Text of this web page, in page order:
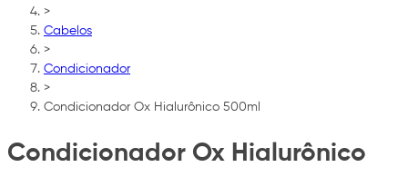
>
Cabelos
>
Condicionador
>
Condicionador Ox Hialurônico 500ml
Condicionador Ox Hialurônico